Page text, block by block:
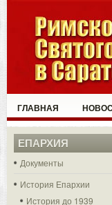
ГЛАВНАЯ
ЕПАРХИЯ
Документы
История Епархии
История до 1939